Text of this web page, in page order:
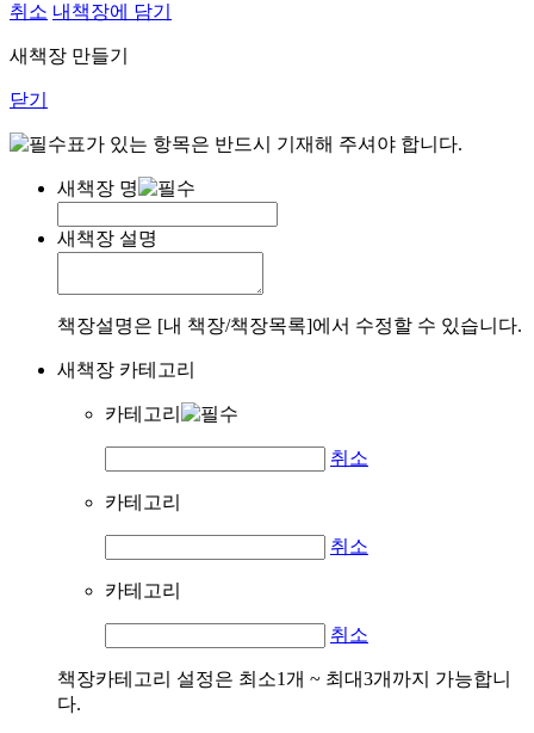
취소 내책장에 담기
새책장 만들기
닫기
표가 있는 항목은 반드시 기재해 주셔야 합니다.
새책장 명
새책장 설명
책장설명은 [내 책장/책장목록]에서 수정할 수 있습니다.
새책장 카테고리
카테고리
취소
카테고리
취소
카테고리
취소
책장카테고리 설정은 최소1개 ~ 최대3개까지 가능합니
다.